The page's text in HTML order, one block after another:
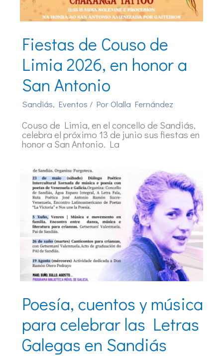
Fiestas de Couso de
Limia 2026, en honor a
San Antonio
Sandiás, Eventos / PorOlalla Fernández
Couso de Limia, en el concello de Sandiás,
celebra el próximo 13 de junio sus fiestas en
honor a San Antonio. La
Poesía, cuentos y música
para celebrar las Letras
Galegas en Sandiás